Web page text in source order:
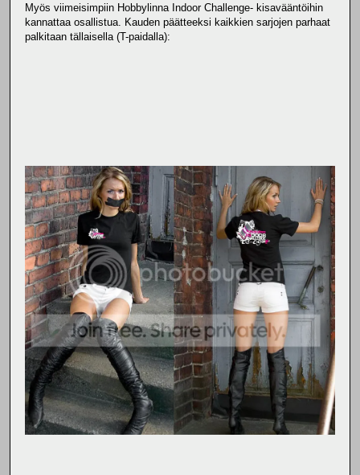
Myös viimeisimpiin Hobbylinna Indoor Challenge- kisavääntöihin
kannattaa osallistua. Kauden päätteeksi kaikkien sarjojen parhaat
palkitaan tällaisella (T-paidalla):